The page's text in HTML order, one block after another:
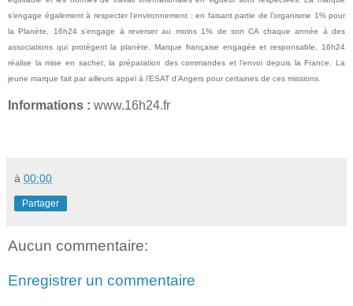
s’engage également à respecter l’environnement : en faisant partie de l’organisme 1% pour
la Planète, 16h24 s’engage à reverser au moins 1% de son CA chaque année à des
associations qui protègent la planète. Marque française engagée et responsable, 16h24
réalise la mise en sachet, la préparation des commandes et l’envoi depuis la France. La
jeune marque fait par ailleurs appel à l’ESAT d’Angers pour certaines de ces missions.
Informations : www.16h24.fr
à 00:00
Partager
Aucun commentaire:
Enregistrer un commentaire